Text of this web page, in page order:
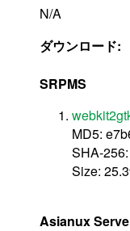
N/A
ダウンロード:
SRPMS
MD5:
SHA-
Size:
Asianux